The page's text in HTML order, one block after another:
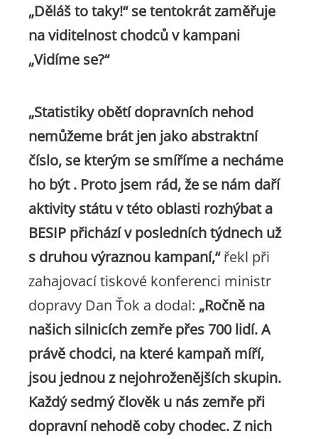
„Děláš to taky!“ se tentokrát zaměřuje
na viditelnost chodců v kampani
„Vidíme se?“
„Statistiky obětí dopravních nehod
nemůžeme brát jen jako abstraktní
číslo, se kterým se smíříme a necháme
ho být . Proto jsem rád, že se nám daří
aktivity státu v této oblasti rozhýbat a
BESIP přichází v posledních týdnech už
s druhou výraznou kampaní,“řekl při
zahajovací tiskové konferenci ministr
dopravy Dan Ťok a dodal: „Ročně na
našich silnicích zemře přes 700 lidí. A
právě chodci, na které kampaň míří,
jsou jednou z nejohroženějších skupin.
Každý sedmý člověk u nás zemře při
dopravní nehodě coby chodec. Z nich